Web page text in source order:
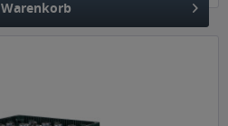
Warenkorb